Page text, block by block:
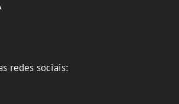
redes sociais: